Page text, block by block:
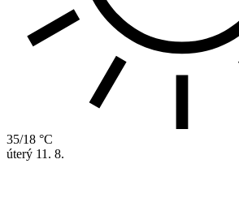
35/18 °C
úterý 11. 8.